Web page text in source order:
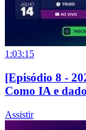
1:03:15
[Episódio 8 -
Como IA e
Assistir